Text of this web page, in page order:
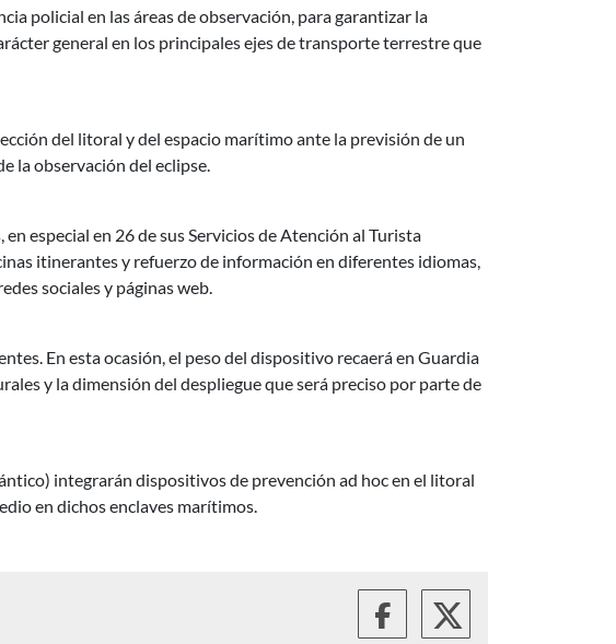
policial en las áreas de observación, para garantizar la
general en los principales ejes de transporte terrestre que
del litoral y del espacio marítimo ante la previsión de un
la observación del eclipse.
especial en 26 de sus Servicios de Atención al Turista
itinerantes y refuerzo de información en diferentes idiomas,
sociales y páginas web.
En esta ocasión, el peso del dispositivo recaerá en Guardia
y la dimensión del despliegue que será preciso por parte de
integrarán dispositivos de prevención ad hoc en el litoral
en dichos enclaves marítimos.